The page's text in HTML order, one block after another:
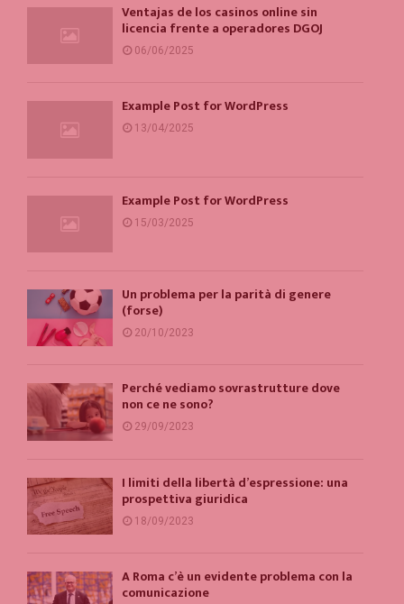
Ventajas de los casinos online sin
licencia frente a operadores DGOJ
06/06/2025
Example Post for WordPress
13/04/2025
Example Post for WordPress
15/03/2025
Un problema per la parità di genere
(forse)
20/10/2023
Perché vediamo sovrastrutture dove
non ce ne sono?
29/09/2023
I limiti della libertà d’espressione: una
prospettiva giuridica
18/09/2023
A Roma c’è un evidente problema con la
comunicazione